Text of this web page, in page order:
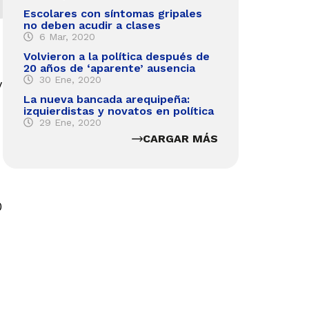
Escolares con síntomas gripales
no deben acudir a clases
6 Mar, 2020
Volvieron a la política después de
20 años de ‘aparente’ ausencia
30 Ene, 2020
La nueva bancada arequipeña:
izquierdistas y novatos en política
29 Ene, 2020
CARGAR MÁS